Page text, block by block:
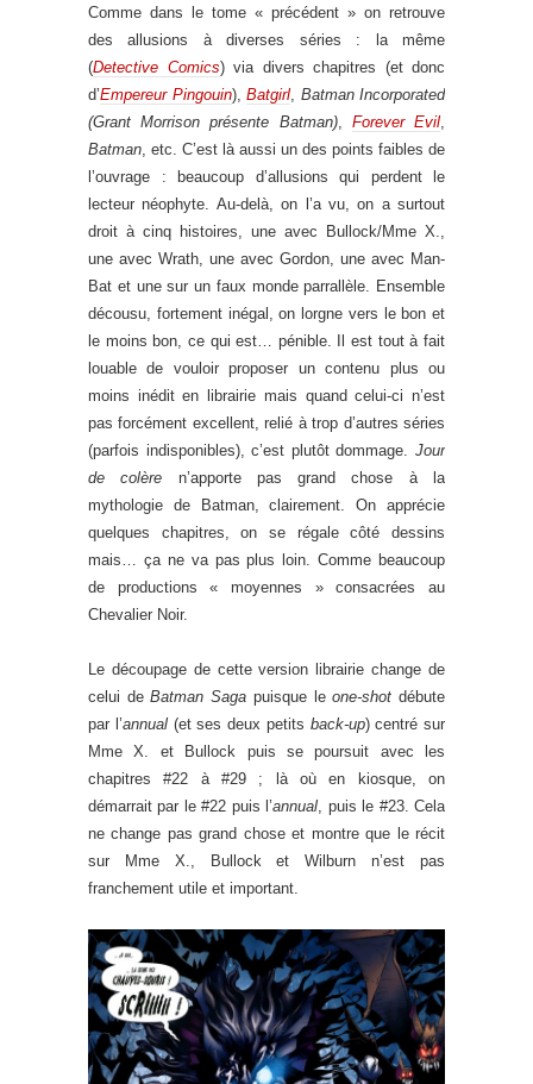
Comme dans le tome « précédent » on retrouve
des allusions à diverses séries : la même
(Detective Comics) via divers chapitres (et donc
d’Empereur Pingouin), Batgirl Batman Incorporated
(Grant Morrison présente Batman), Forever Evil
Batman , etc. C’est là aussi un des points faibles de
l’ouvrage : beaucoup d’allusions qui perdent le
lecteur néophyte. Au-delà, on l’a vu, on a surtout
droit à cinq histoires, une avec Bullock/Mme X.,
une avec Wrath, une avec Gordon, une avec Man-
Bat et une sur un faux monde parrallèle. Ensemble
décousu, fortement inégal, on lorgne vers le bon et
le moins bon, ce qui est… pénible. Il est tout à fait
louable de vouloir proposer un contenu plus ou
moins inédit en librairie mais quand celui-ci n’est
pas forcément excellent, relié à trop d’autres séries
(parfois indisponibles), c’est plutôt dommage. Jour
de colère n’apporte pas grand chose à la
mythologie de Batman, clairement. On apprécie
quelques chapitres, on se régale côté dessins
mais… ça ne va pas plus loin. Comme beaucoup
de productions « moyennes » consacrées au
Chevalier Noir.
Le découpage de cette version librairie change de
celui deBatman Saga puisque leone-shot débute
par l’annual(et ses deux petits back-up) centré sur
Mme X. et Bullock puis se poursuit avec les
chapitres #22 à #29 ; là où en kiosque, on
démarrait par le #22 puis l’annual , puis le #23. Cela
ne change pas grand chose et montre que le récit
sur Mme X., Bullock et Wilburn n’est pas
franchement utile et important.